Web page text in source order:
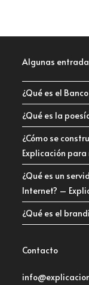
Algunas
¿Qué es el
¿Qué es la
¿Cómo se
Explicación para
¿Qué es un
Internet? –
¿Qué es el
Contacto